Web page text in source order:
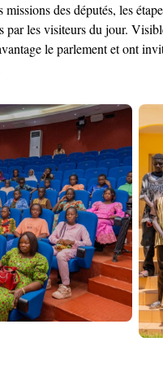
des députés, les
les visiteurs du jour.
le parlement et ont